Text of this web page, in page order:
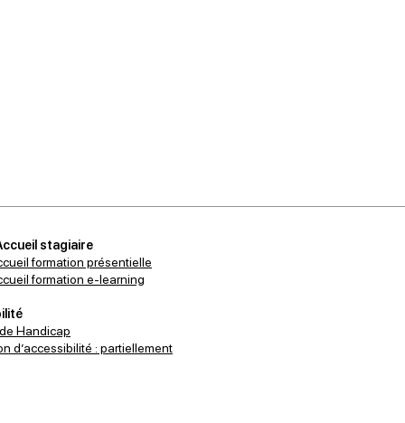
stagiaire
formation présentielle
formation e-learning
Handicap
d’accessibilité : partiellement